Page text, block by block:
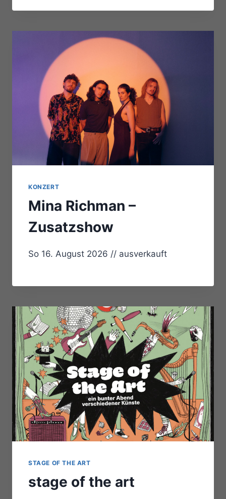
KONZERT
Mina Richman –
Zusatzshow
So 16. August 2026 // ausverkauft
STAGE OF THE ART
stage of the art